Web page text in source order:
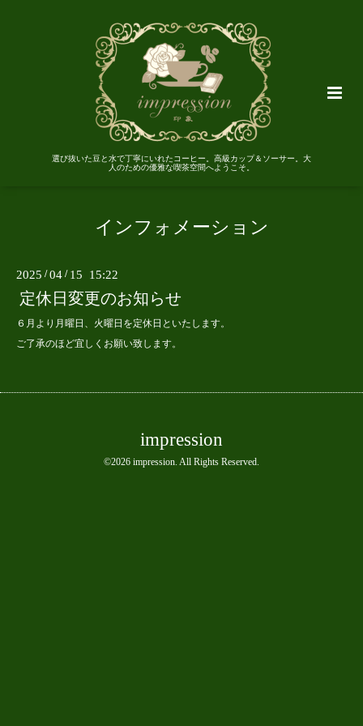
選び抜いた豆と水で丁寧にいれたコーヒー。高級カップ＆ソーサー。大
人のための優雅な喫茶空間へようこそ。
インフォメーション
2025 /04 / 15 15:22
定休日変更のお知らせ
６月より月曜日、火曜日を定休日といたします。
ご了承のほど宜しくお願い致します。
impression
©2026 impression. All Rights Reserved.